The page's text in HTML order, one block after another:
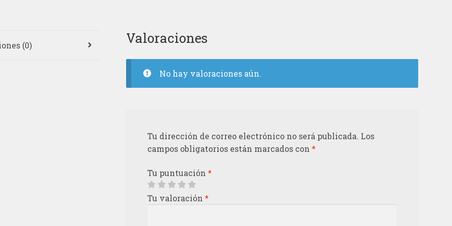
(0) Valoraciones
No hay valoraciones aún.
Tu dirección de correo electrónico no será publicada. Los
campos obligatorios están marcados con*
Tu puntuación*
Tu valoración*